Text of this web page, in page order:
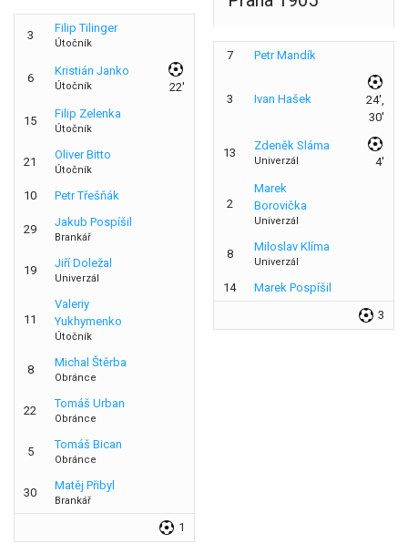
3
Filip Tilinger
Útočník
6
Kristián Janko
Útočník 22'
15
Filip Zelenka
Útočník
21
Oliver Bitto
Útočník
10 Petr Třešňák
29
Jakub Pospíšil
Brankář
19
Jiří Doležal
Univerzál
11
Valeriy
Yukhymenko
Útočník
8
Michal Štěrba
Obránce
22
Tomáš Urban
Obránce
5
Tomáš Bican
Obránce
30
Matěj Přibyl
Brankář
1
7 Petr Mandík
3 Ivan Hašek
24',
30'
13
Zdeněk Sláma
Univerzál 4'
2
Marek
Borovička
Univerzál
8
Miloslav Klíma
Univerzál
14
Marek Pospíšil
3